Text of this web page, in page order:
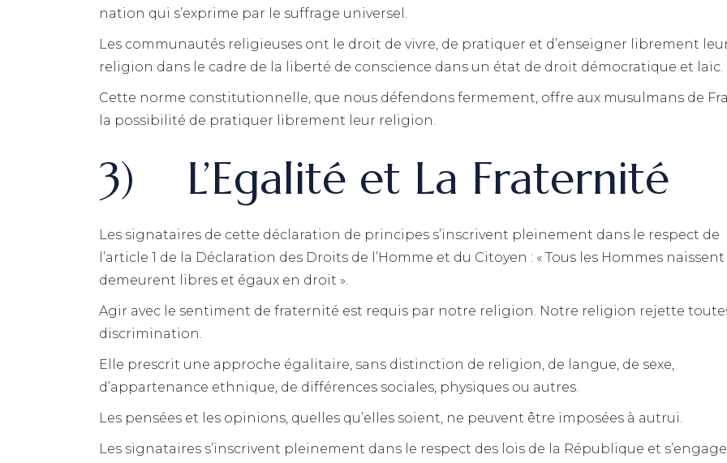
nation qui s’exprime par le suffrage universel.
Les communautés religieuses ont le droit de vivre, de pratiquer et d’enseigner librement
religion dans le cadre de la liberté de conscience dans un état de droit démocratique et laïc.
Cette norme constitutionnelle, que nous défendons fermement, offre aux musulmans de
la possibilité de pratiquer librement leur religion.
3) L’Egalité et La Fraternité
Les signataires de cette déclaration de principes s’inscrivent pleinement dans le respect de
l’article 1 de la Déclaration des Droits de l’Homme et du Citoyen : « Tous les Hommes
demeurent libres et égaux en droit ».
Agir avec le sentiment de fraternité est requis par notre religion. Notre religion rejette
discrimination.
Elle prescrit une approche égalitaire, sans distinction de religion, de langue, de sexe,
d’appartenance ethnique, de différences sociales, physiques ou autres.
Les pensées et les opinions, quelles qu’elles soient, ne peuvent être imposées à autrui.
Les signataires s’inscrivent pleinement dans le respect des lois de la République et